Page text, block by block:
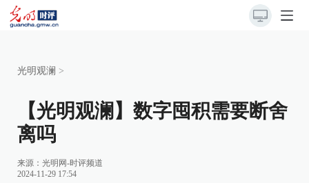
光明观澜 >
【光明观澜】数字囤积需要断舍
离吗
来源：光明网-时评频道
2024-11-29 17:54